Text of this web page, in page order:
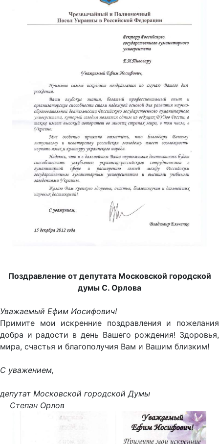
Поздравление от депутата Московской городской
думы С. Орлова
Уважаемый Ефим Иосифович!
Примите мои искренние поздравления и пожелания
добра и радости в день Вашего рождения! Здоровья,
мира, счастья и благополучия Вам и Вашим близким!
С уважением,
депутат Московской городской Думы
Степан Орлов